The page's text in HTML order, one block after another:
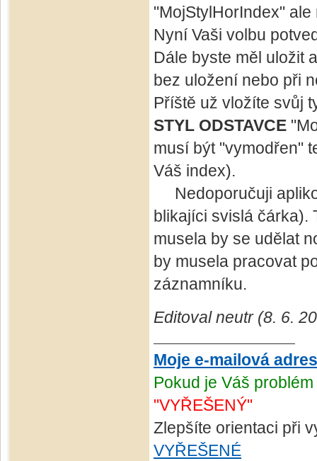
"MojStylHorIndex"
Nyní Vaši volbu
Dále byste měl uložit
bez uložení nebo při
Příště už vložíte svůj
STYL ODSTAVCE
musí být "vymodřen"
Váš index).
Nedoporučuji
blikajíci svislá čárka).
musela by se udělat
by musela pracovat
záznamníku.
Editoval neutr (8. 6.
Moje e-mailová
Pokud je Váš
"VYŘEŠENÝ"
Zlepšíte orientaci při
VYŘEŠENÉ